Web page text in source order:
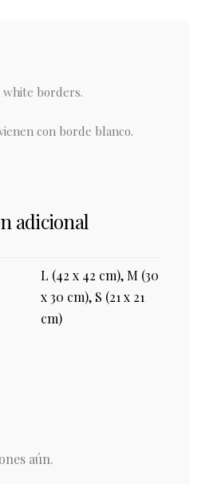
borders.
con borde blanco.
adicional
L (42 x 42 cm), M (30
x 30 cm), S (21 x 21
cm)
aún.